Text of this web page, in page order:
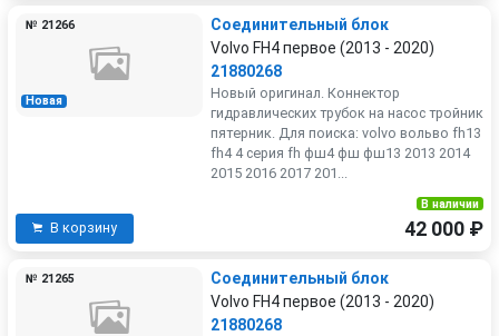
Новая
№ 21266
Соединительный блок
Volvo FH4 первое (2013 - 2020)
21880268
Новый оригинал. Коннектор
гидравлических трубок на насос тройник
пятерник. Для поиска: volvo вольво fh13
fh4 4 серия fh фш4 фш фш13 2013 2014
2015 2016 2017 201...
В корзину
В наличии
42 000 ₽
№ 21265
Соединительный блок
Volvo FH4 первое (2013 - 2020)
21880268